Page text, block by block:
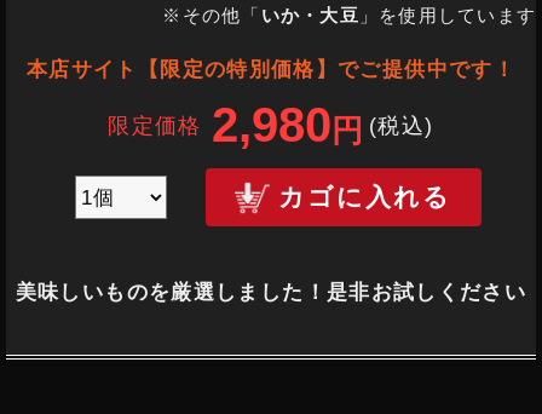
※その他「 いか・大豆 」を使用しています
本店サイト【限定の特別価格】でご提供中です！
限定価格 2,980 円 (税込)
カゴに入れる
美味しいものを厳選しました！是非お試しください